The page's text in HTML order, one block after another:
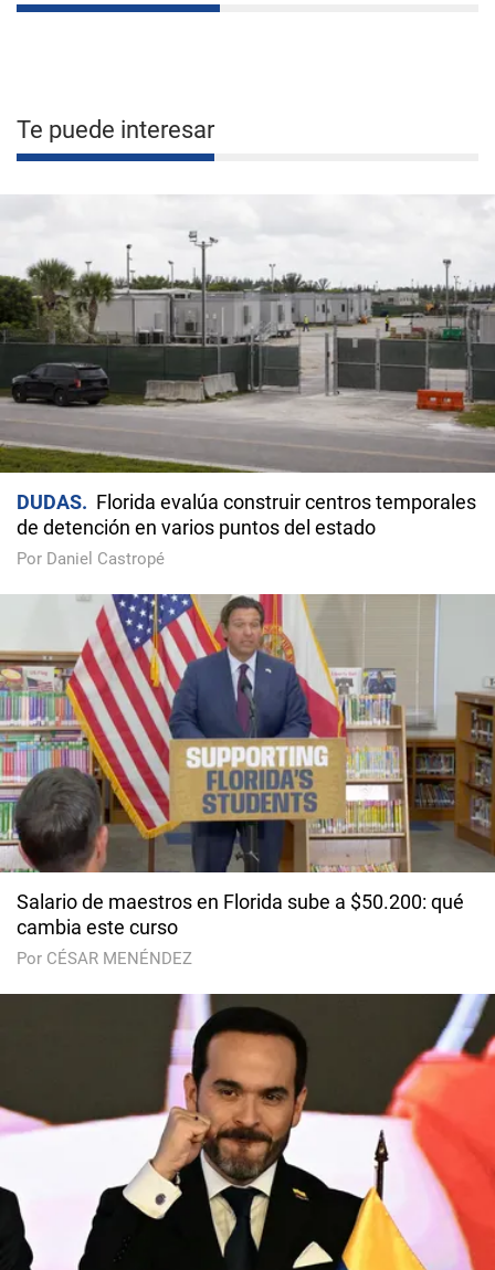
Te puede interesar
DUDAS
Florida evalúa construir centros temporales
de detención en varios puntos del estado
Por Daniel Castropé
Salario de maestros en Florida sube a $50.200: qué
cambia este curso
Por CÉSAR MENÉNDEZ